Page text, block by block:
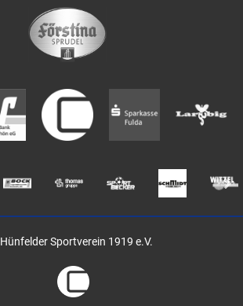
Hünfelder Sportverein 1919 e.V.